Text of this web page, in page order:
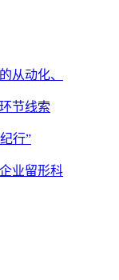
从动化、
节线索
行”
业留形科